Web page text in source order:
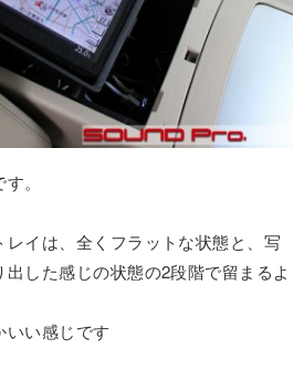
。
イは、全くフラットな状態と、写
した感じの状態の2段階で留まるよ
いい感じです